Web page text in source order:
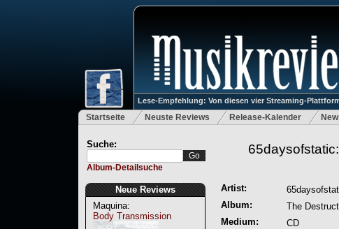
Lese-Empfehlung: Von diesen vier Streaming-
Startseite Neuste Reviews Release-Kalender
Suche:
Album-Detailsuche
Neue Reviews
Maquina:
Body Transmission
Artist:
Album:
The
Medium:
CD